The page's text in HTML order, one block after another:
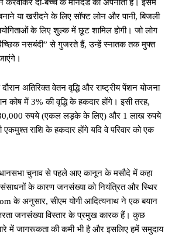
दो-बच्चे के मानदंड को अपनाता है। इसमें
या खरीदने के लिए सॉफ्ट लोन और पानी, बिजली
के लिए शुल्क में छूट शामिल होगी। जो लोग
नसबंदी” से गुजरते हैं, उन्हें स्नातक तक मुफ्त
अतिरिक्त वेतन वृद्धि और राष्ट्रीय पेंशन योजना
कोष में 3% की वृद्धि के हकदार होंगे। इसी तरह,
80,000 रुपये (एकल लड़के के लिए) और 1 लाख रुपये
राशि के हकदार होंगे यदि वे परिवार को एक
चुनाव से पहले आए कानून के मसौदे में कहा
संसाधनों के कारण जनसंख्या को नियंत्रित और स्थिर
के अनुसार, सीएम योगी आदित्यनाथ ने एक बयान
जनसंख्या विस्तार के प्रमुख कारक हैं। कुछ
में जागरूकता की कमी भी है और इसलिए हमें समुदाय